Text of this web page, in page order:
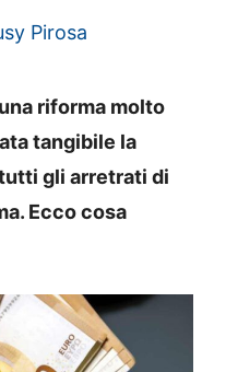
Pirosa
riforma molto
tangibile la
gli arretrati di
Ecco cosa